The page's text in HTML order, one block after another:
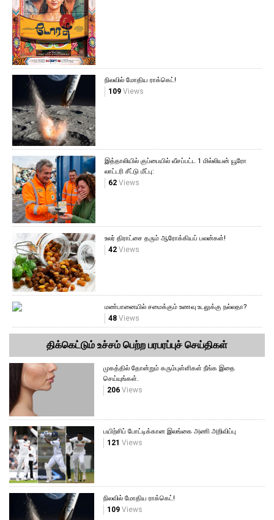
நிலவில் மோதிய ராக்கெட்!
109Views
இத்தாலியில் குப்பையில் வீசப்பட்ட 1 மில்லியன் யூரோ
லாட்டரி சீட்டு மீட்பு:
62Views
உலர் திராட்சை தரும் ஆரோக்கியப் பலன்கள்!
42Views
மண்பானையில் சமைக்கும் உணவு உடலுக்கு நல்லதா?
48Views
திக்கெட்டும் உச்சம் பெற்ற பரபரப்புச் செய்திகள்
முகத்தில் தோன்றும் கரும்புள்ளிகள் நீங்க இதை
செய்யுங்கள்.
206 Views
பயிற்சிப் போட்டிக்கான இலங்கை அணி அறிவிப்பு
121 Views
நிலவில் மோதிய ராக்கெட்!
109 Views